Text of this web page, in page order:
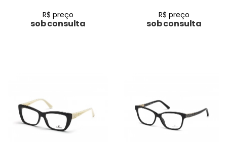
R$ preço
sob consulta
R$ preço
sob consulta